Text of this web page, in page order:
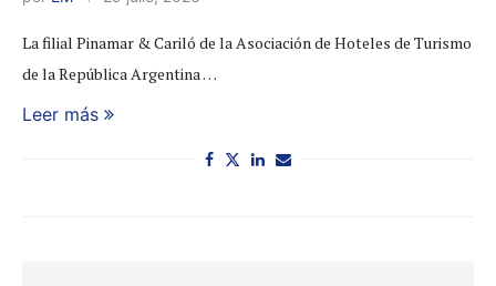
La filial Pinamar & Cariló de la Asociación de Hoteles de Turismo
de la República Argentina …
Leer más